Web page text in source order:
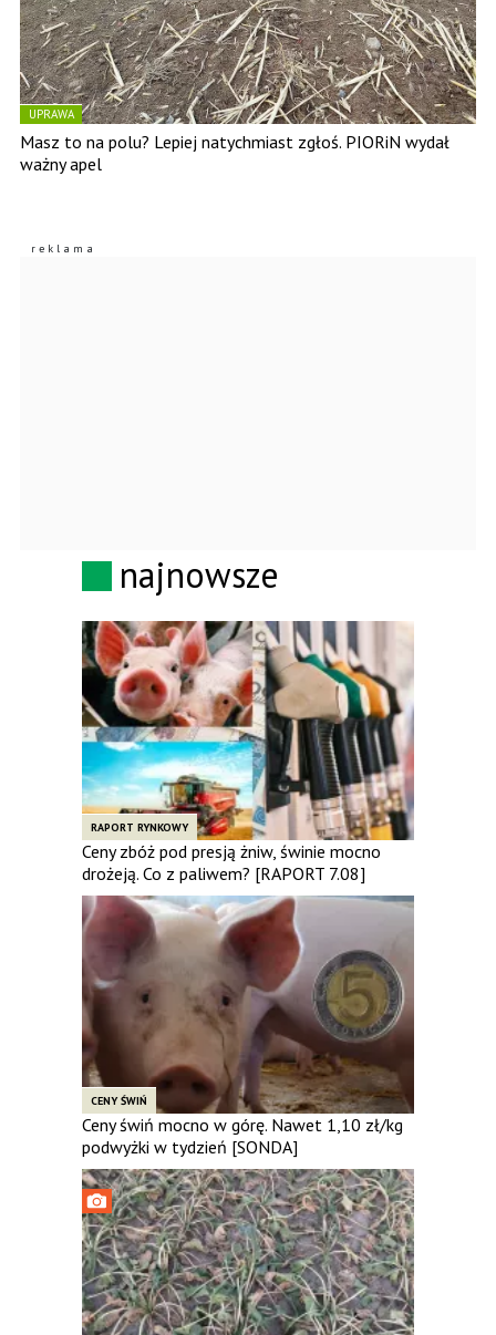
UPRAWA
Masz to na polu? Lepiej natychmiast zgłoś. PIORiN wydał
ważny apel
najnowsze
RAPORT RYNKOWY
Ceny zbóż pod presją żniw, świnie mocno
drożeją. Co z paliwem? [RAPORT 7.08]
CENY ŚWIŃ
Ceny świń mocno w górę. Nawet 1,10 zł/kg
podwyżki w tydzień [SONDA]